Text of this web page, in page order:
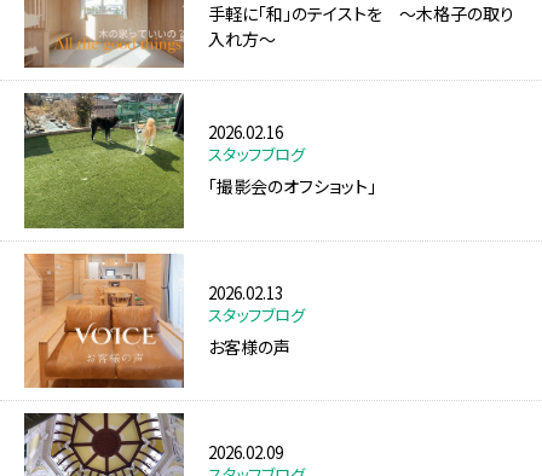
手軽に「和」のテイストを ～木格子の取り
入れ方～
2026.02.16
スタッフブログ
「撮影会のオフショット」
2026.02.13
スタッフブログ
お客様の声
2026.02.09